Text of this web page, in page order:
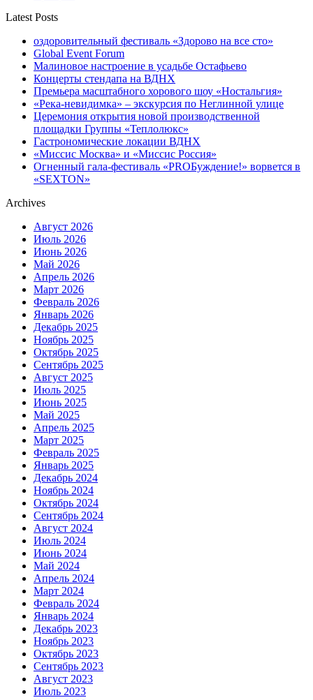
Latest Posts
оздоровительный фестиваль «Здорово на все сто»
Global Event Forum
Малиновое настроение в усадьбе Остафьево
Концерты стендапа на ВДНХ
Премьера масштабного хорового шоу «Ностальгия»
«Река-невидимка» – экскурсия по Неглинной улице
Церемония открытия новой производственной
площадки Группы «Теплолюкс»
Гастрономические локации ВДНХ
«Миссис Москва» и «Миссис Россия»
Огненный гала-фестиваль «PROБуждение!» ворвется в
«SEXTON»
Archives
Август 2026
Июль 2026
Июнь 2026
Май 2026
Апрель 2026
Март 2026
Февраль 2026
Январь 2026
Декабрь 2025
Ноябрь 2025
Октябрь 2025
Сентябрь 2025
Август 2025
Июль 2025
Июнь 2025
Май 2025
Апрель 2025
Март 2025
Февраль 2025
Январь 2025
Декабрь 2024
Ноябрь 2024
Октябрь 2024
Сентябрь 2024
Август 2024
Июль 2024
Июнь 2024
Май 2024
Апрель 2024
Март 2024
Февраль 2024
Январь 2024
Декабрь 2023
Ноябрь 2023
Октябрь 2023
Сентябрь 2023
Август 2023
Июль 2023